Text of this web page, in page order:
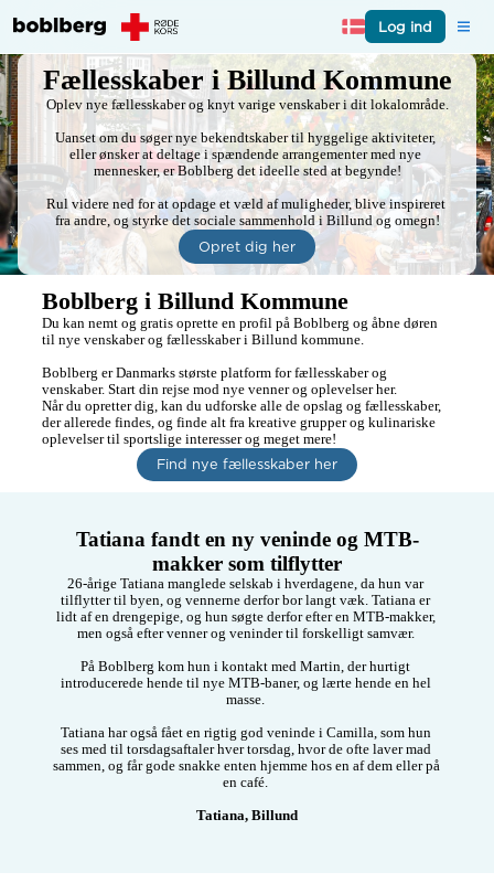
Log ind
Fællesskaber i Billund Kommune
Oplev nye fællesskaber og knyt varige venskaber i dit lokalområde.
Uanset om du søger nye bekendtskaber til hyggelige aktiviteter,
eller ønsker at deltage i spændende arrangementer med nye
mennesker, er Boblberg det ideelle sted at begynde!
Rul videre ned for at opdage et væld af muligheder, blive inspireret
fra andre, og styrke det sociale sammenhold i Billund og omegn!
Opret dig her
Boblberg i Billund Kommune
Du kan nemt og gratis oprette en profil på Boblberg og åbne døren
til nye venskaber og fællesskaber i Billund kommune.
Boblberg er Danmarks største platform for fællesskaber og
venskaber. Start din rejse mod nye venner og oplevelser her.
Når du opretter dig, kan du udforske alle de opslag og fællesskaber,
der allerede findes, og finde alt fra kreative grupper og kulinariske
oplevelser til sportslige interesser og meget mere!
Find nye fællesskaber her
Tatiana fandt en ny veninde og MTB-
makker som tilflytter
26-årige Tatiana manglede selskab i hverdagene, da hun var
tilflytter til byen, og vennerne derfor bor langt væk. Tatiana er
lidt af en drengepige, og hun søgte derfor efter en MTB-makker,
men også efter venner og veninder til forskelligt samvær.
På Boblberg kom hun i kontakt med Martin, der hurtigt
introducerede hende til nye MTB-baner, og lærte hende en hel
masse.
Tatiana har også fået en rigtig god veninde i Camilla, som hun
ses med til torsdagsaftaler hver torsdag, hvor de ofte laver mad
sammen, og får gode snakke enten hjemme hos en af dem eller på
en café.
Tatiana, Billund